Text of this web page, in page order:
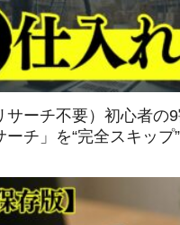
サーチ不要）初心者の
ーチ」を“完全スキップ”